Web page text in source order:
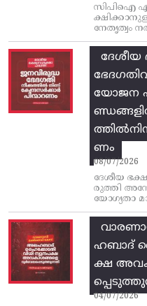
സിപിഐ
നേതൃത്വം
ദേശീയ
യോജന
ണം
08/07/2026
ദേശീയ
രുത്തി
യോഗ്യതാ
ഹബാദ്
ക്ഷ
04/07/2026